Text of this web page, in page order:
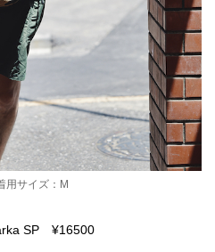
サイズ：M
SP ¥16500